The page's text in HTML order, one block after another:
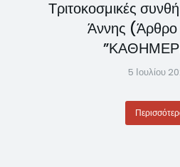
Τριτοκοσμικές
Άννης
5 Ιουλίου